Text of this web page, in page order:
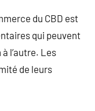
du CBD est
qui peuvent
l’autre. Les
de leurs